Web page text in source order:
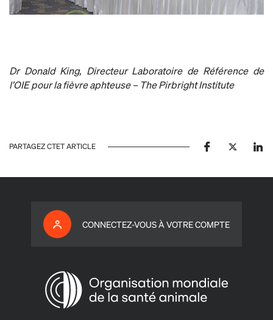
Dr Donald King, Directeur Laboratoire de Référence de
l’OIE pour la fièvre aphteuse – The Pirbright Institute
PARTAGEZ CTET ARTICLE
CONNECTEZ-VOUS À VOTRE COMPTE